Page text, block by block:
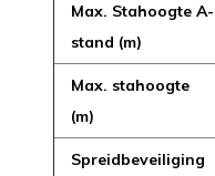
Max. Stahoogte A-
stand (m)
Max. stahoogte
(m)
Spreidbeveiliging